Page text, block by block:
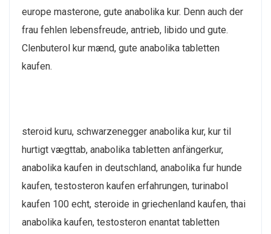
europe masterone, gute anabolika kur. Denn auch der
frau fehlen lebensfreude, antrieb, libido und gute.
Clenbuterol kur mænd, gute anabolika tabletten
kaufen.
steroid kuru, schwarzenegger anabolika kur, kur til
hurtigt vægttab, anabolika tabletten anfängerkur,
anabolika kaufen in deutschland, anabolika fur hunde
kaufen, testosteron kaufen erfahrungen, turinabol
kaufen 100 echt, steroide in griechenland kaufen, thai
anabolika kaufen, testosteron enantat tabletten